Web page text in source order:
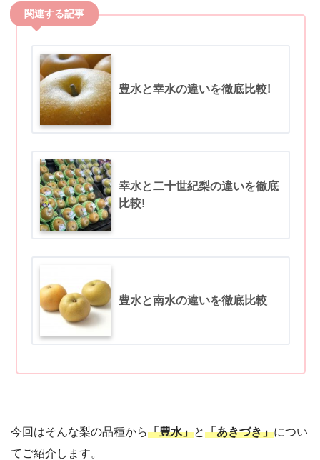
豊水と幸水の違いを徹底比較!
幸水と二十世紀梨の違いを徹底
比較!
豊水と南水の違いを徹底比較
今回はそんな梨の品種から「豊水」と「あきづき」につい
てご紹介します。